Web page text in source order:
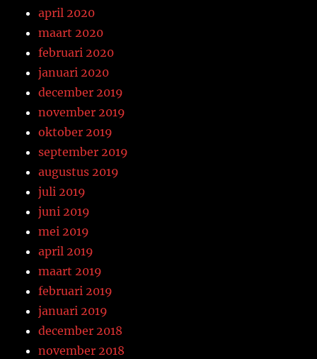
april 2020
maart 2020
februari 2020
januari 2020
december 2019
november 2019
oktober 2019
september 2019
augustus 2019
juli 2019
juni 2019
mei 2019
april 2019
maart 2019
februari 2019
januari 2019
december 2018
november 2018